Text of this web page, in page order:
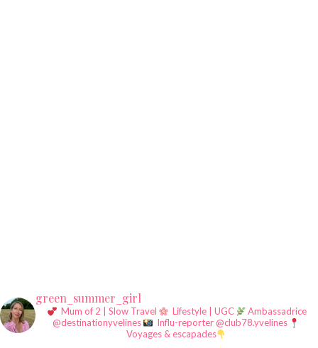
green_summer_girl
Mum of 2 | Slow Travel Lifestyle | UGC
Ambassadrice
@destinationyvelines
Influ-reporter @club78.yvelines
Voyages & escapades